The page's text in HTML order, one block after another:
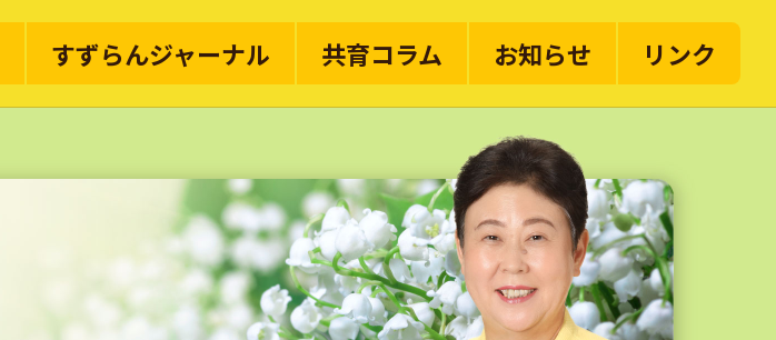
すずらんジャーナル 共育コラム お知らせ リンク